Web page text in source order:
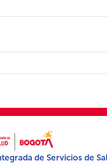
de Servicios de